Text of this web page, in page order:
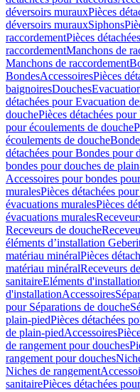
déversoirs murauxPièces
déversoirs murauxSiphons
raccordementPièces
raccordementManchons de
Manchons de raccordement
BondesAccessoiresPièces
baignoiresDouches
détachées pour Evacuation
douchePièces détachées
pour écoulements de douche
écoulements de douche
détachées pour Bondes pour
bondes pour douches de
Accessoires pour bondes
muralesPièces détachées
évacuations muralesPièces
évacuations murales
Receveurs de douche
éléments d’installation
matériau minéralPièces
matériau minéralReceveurs
sanitaireEléments
d'installationAccessoires
pour Séparations de douche
plain-piedPièces détachées
de plain-piedAccessoires
de rangement pour douches
rangement pour douches
Niches de rangement
sanitairePièces détachées